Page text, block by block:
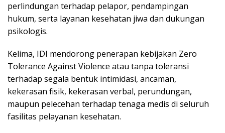
perlindungan terhadap pelapor, pendampingan
hukum, serta layanan kesehatan jiwa dan dukungan
psikologis.
Kelima, IDI mendorong penerapan kebijakan Zero
Tolerance Against Violence atau tanpa toleransi
terhadap segala bentuk intimidasi, ancaman,
kekerasan fisik, kekerasan verbal, perundungan,
maupun pelecehan terhadap tenaga medis di seluruh
fasilitas pelayanan kesehatan.